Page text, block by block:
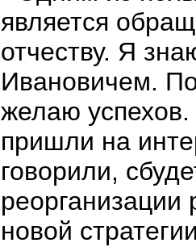
является
отчеству. Я
Ивановичем.
желаю
пришли на
говорили,
новой